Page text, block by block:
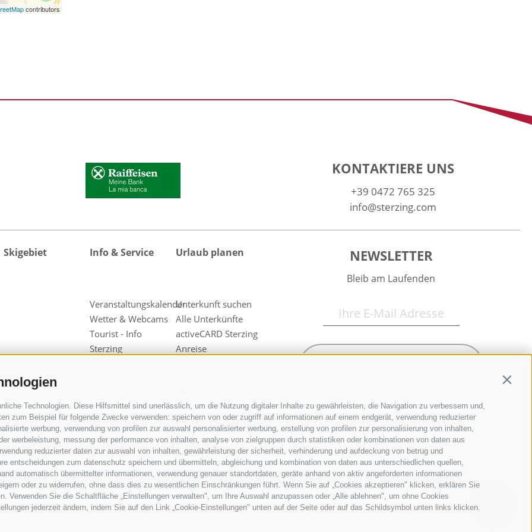
Technologien. Diese Hilfsmittel sind unerlässlich, um die Nutzung digitaler Inhalte zu gewährleisten, die Navigation zu verbessern und,
zum Beispiel für folgende Zwecke verwenden: speichern von oder zugriff auf informationen auf einem endgerät, verwendung reduzierter
werbung, verwendung von profilen zur auswahl personalisierter werbung, erstellung von profilen zur personalisierung von inhalten,
werbeleistung, messung der performance von inhalten, analyse von zielgruppen durch statistiken oder kombinationen von daten aus
reduzierter daten zur auswahl von inhalten, gewährleistung der sicherheit, verhinderung und aufdeckung von betrug und
entscheidungen zum datenschutz speichern und übermitteln, abgleichung und kombination von daten aus unterschiedlichen quellen,
automatisch übermittelter informationen, verwendung genauer standortdaten, geräte anhand von aktiv angeforderten informationen
oder zu widerrufen, ohne dass dies zu wesentlichen Einschränkungen führt. Wenn Sie auf „Cookies akzeptieren" klicken, erklären Sie
Verwenden Sie die Schaltfläche „Einstellungen verwalten", um Ihre Auswahl anzupassen oder „Alle ablehnen", um ohne Cookies
jederzeit ändern, indem Sie auf den Link „Cookie-Einstellungen" unten auf der Seite oder auf das Schildsymbol unten links klicken.
contributors
KONTAKTIERE UNS
+39 0472 765 325
info@sterzing.com
Skigebiet Info & Service
Veranstaltungskalender
Wetter & Webcams
Tourist - Info
Sterzing
Videos & Fotos
Unsere
Werbepartner
Gruppen &
Reiseveranstalter
Wipptal
Sensibilisierungskampagne
Geförderte Projekte
Urlaub planen
Unterkunft suchen
Alle Unterkünfte
activeCARD Sterzing
Anreise
Hotel in Freienfeld
Urlaub auf dem
Bauernhof
NEWSLETTER
Bleib am Laufenden